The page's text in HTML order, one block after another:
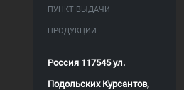
ПУНКТ ВЫДАЧИ
ПРОДУКЦИИ
Россия 117545 ул.
Подольских Курсантов,